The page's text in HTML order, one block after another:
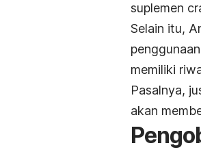
suplemen
Selain itu,
memiliki
Pasalnya,
akan